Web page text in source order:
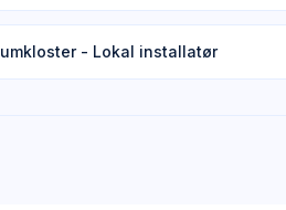
- Lokal installatør